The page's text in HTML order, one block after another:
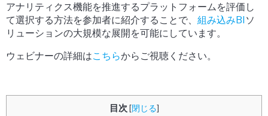
アナリティクス機能を推進するプラットフォームを評価し
て選択する方法を参加者に紹介することで、 組み込みBIソ
リューションの大規模な展開を可能にしています。
ウェビナーの詳細はこちらからご視聴ください。
目次 [閉じる]